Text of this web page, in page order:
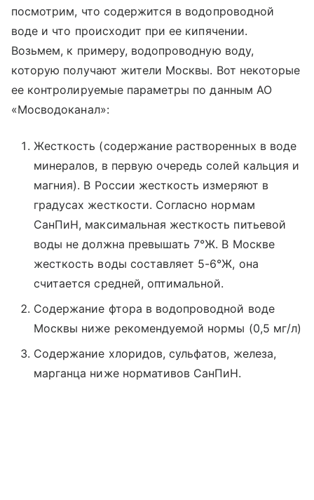
посмотрим, что содержится в водопроводной
воде и что происходит при ее кипячении.
Возьмем, к примеру, водопроводную воду,
которую получают жители Москвы. Вот некоторые
ее контролируемые параметры по данным АО
«Мосводоканал»:
Жесткость (содержание растворенных в воде
минералов, в первую очередь солей кальция и
магния). В России жесткость измеряют в
градусах жесткости. Согласно нормам
СанПиН, максимальная жесткость питьевой
воды не должна превышать 7°Ж. В Москве
жесткость воды составляет 5-6°Ж, она
считается средней, оптимальной.
Содержание фтора в водопроводной воде
Москвы ниже рекомендуемой нормы (0,5 мг/л)
Содержание хлоридов, сульфатов, железа,
марганца ниже нормативов СанПиН.